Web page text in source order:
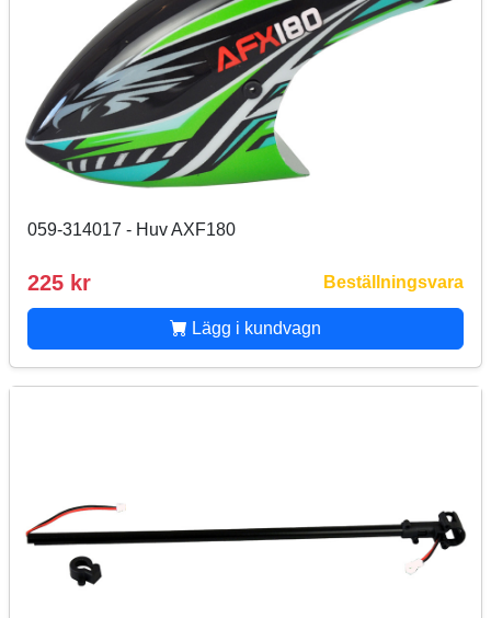
059-314017 - Huv AXF180
225 kr Beställningsvara
Lägg i kundvagn